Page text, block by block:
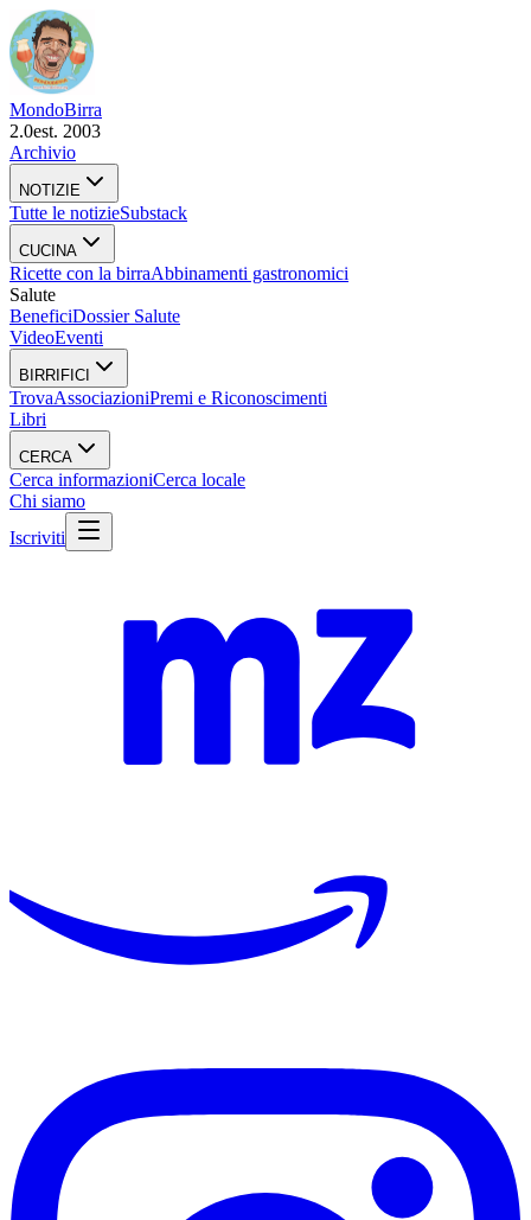
MondoBirra
2.0est. 2003
Archivio
NOTIZIE
Tutte le notizieSubstack
CUCINA
Ricette con la birraAbbinamenti gastronomici
Salute
BeneficiDossier Salute
VideoEventi
BIRRIFICI
TrovaAssociazioniPremi e Riconoscimenti
Libri
CERCA
Cerca informazioniCerca locale
Chi siamo
Iscriviti